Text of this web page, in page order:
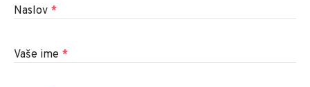
Naslov *
Vaše ime *